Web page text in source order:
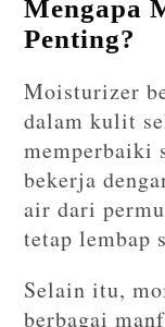
Mengapa
Penting?
Moisturizer
dalam kulit
memperbaiki
bekerja
air dari
tetap lembap
Selain itu,
berbagai